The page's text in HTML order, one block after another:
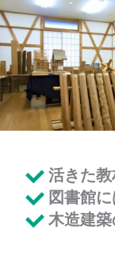
活きた
図書館
木造建